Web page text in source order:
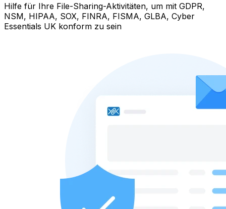
Hilfe für Ihre File-Sharing-Aktivitäten, um mit GDPR,
NSM, HIPAA, SOX, FINRA, FISMA, GLBA, Cyber
Essentials UK konform zu sein